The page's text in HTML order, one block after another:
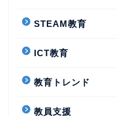
STEAM教育
ICT教育
教育トレンド
教員支援